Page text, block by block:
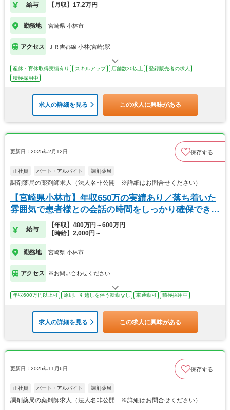
給与 【月収】17.2万円
勤務地 宮崎県 小林市
アクセス ＪＲ吉都線 小林(宮崎)駅
産休・育休取得実績有り スキルアップ 店舗数30以上
登録販売者の求人
積極採用中
求人の詳細を見る この求人に興味がある
更新日：2025年2月12日 保存する
正社員 パート・アルバイト 調剤薬局
調剤薬局の薬剤師求人（法人名非公開 ※詳細はお問合せください）
【宮崎県小林市】年収650万の実績あり／落ち着いた
雰囲気で患者様との会話の時間をしっかり確保できま
す
給与
【年収】480万円～600万円
【時給】2,000円～
勤務地 宮崎県 小林市
アクセス ※お問い合わせください
年収600万円以上可 原則、引越しを伴う転勤なし 車通勤可 積極採用中
求人の詳細を見る この求人に興味がある
更新日：2025年11月6日 保存する
正社員 パート・アルバイト 調剤薬局
調剤薬局の薬剤師求人（法人名非公開 ※詳細はお問合せください）